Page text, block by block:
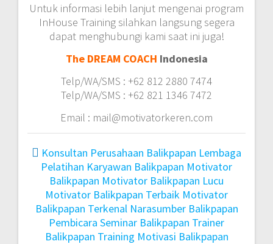
Untuk informasi lebih lanjut mengenai program
InHouse Training silahkan langsung segera
dapat menghubungi kami saat ini juga!
The DREAM COACH Indonesia
Telp/WA/SMS : +62 812 2880 7474
Telp/WA/SMS : +62 821 1346 7472
Email : mail@motivatorkeren.com
Konsultan Perusahaan Balikpapan Lembaga
Pelatihan Karyawan Balikpapan Motivator
Balikpapan Motivator Balikpapan Lucu
Motivator Balikpapan Terbaik Motivator
Balikpapan Terkenal Narasumber Balikpapan
Pembicara Seminar Balikpapan Trainer
Balikpapan Training Motivasi Balikpapan